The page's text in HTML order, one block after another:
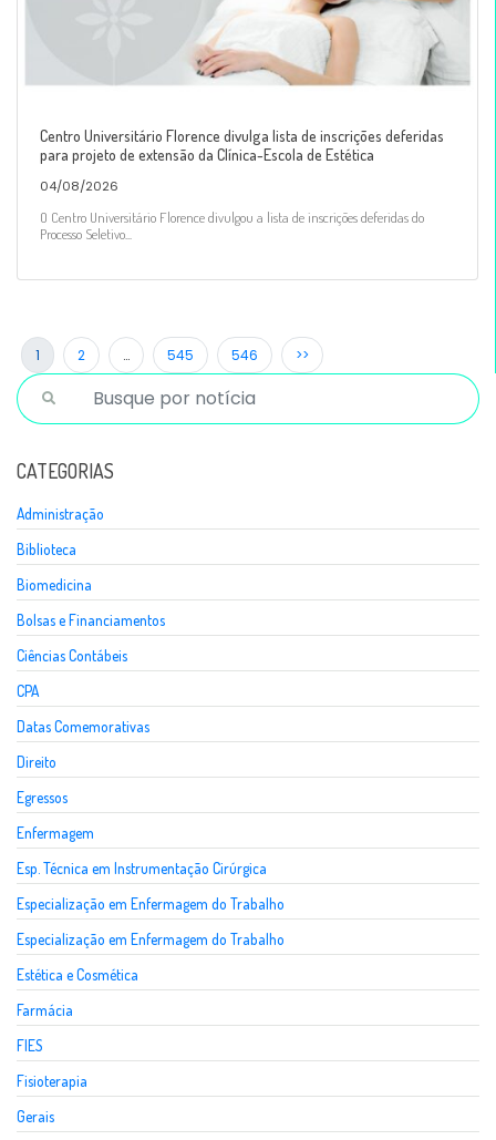
Centro Universitário Florence divulga lista de inscrições deferidas
para projeto de extensão da Clínica-Escola de Estética
04/08/2026
O Centro Universitário Florence divulgou a lista de inscrições deferidas do
Processo Seletivo...
1 2 … 545 546 >>
CATEGORIAS
Administração
Biblioteca
Biomedicina
Bolsas e Financiamentos
Ciências Contábeis
CPA
Datas Comemorativas
Direito
Egressos
Enfermagem
Esp. Técnica em Instrumentação Cirúrgica
Especialização em Enfermagem do Trabalho
Especialização em Enfermagem do Trabalho
Estética e Cosmética
Farmácia
FIES
Fisioterapia
Gerais